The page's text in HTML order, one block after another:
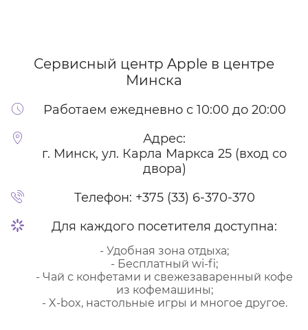
Сервисный центр Apple в центре
Минска
Работаем ежедневно с 10:00 до 20:00
Адрес:
г. Минск, ул. Карла Маркса 25 (вход со
двора)
Телефон: +375 (33) 6-370-370
Для каждого посетителя доступна:
- Удобная зона отдыха;
- Бесплатный wi-fi;
- Чай с конфетами и свежезаваренный кофе
из кофемашины;
- X-box, настольные игры и многое другое.